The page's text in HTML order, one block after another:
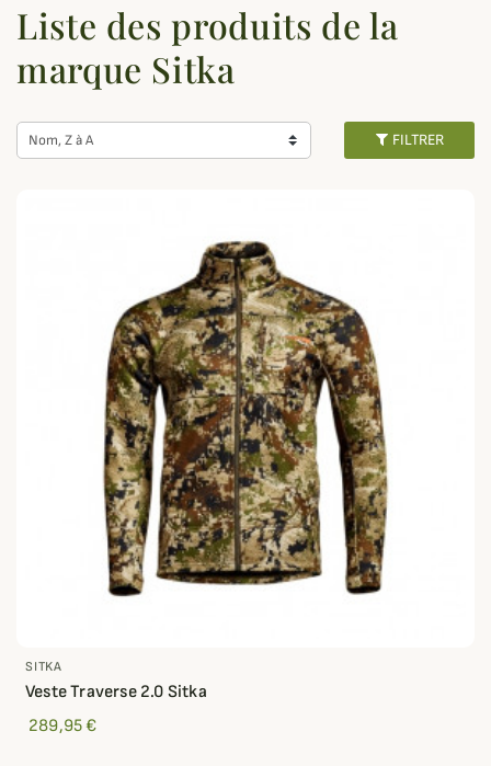
Liste des produits de la
marque Sitka
Nom, Z à A FILTRER
SITKA
Veste Traverse 2.0 Sitka
289,95 €